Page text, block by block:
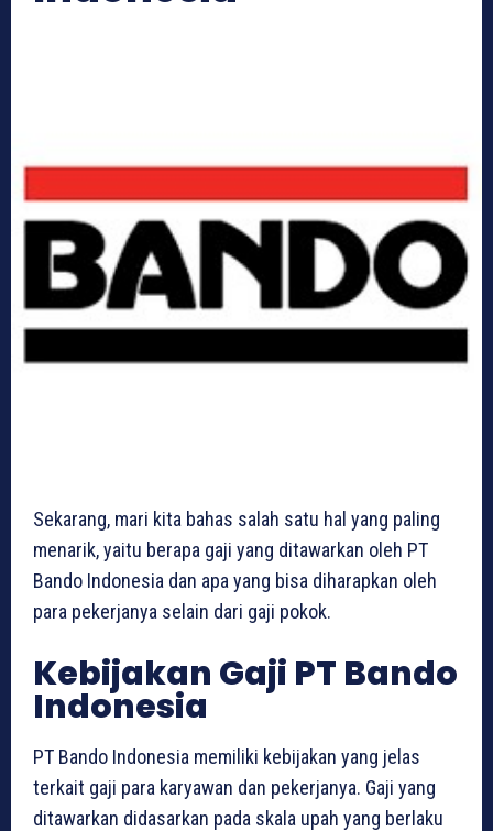
Sekarang, mari kita bahas salah satu hal yang paling
menarik, yaitu berapa gaji yang ditawarkan oleh PT
Bando Indonesia dan apa yang bisa diharapkan oleh
para pekerjanya selain dari gaji pokok.
Kebijakan Gaji PT Bando
Indonesia
PT Bando Indonesia memiliki kebijakan yang jelas
terkait gaji para karyawan dan pekerjanya. Gaji yang
ditawarkan didasarkan pada skala upah yang berlaku